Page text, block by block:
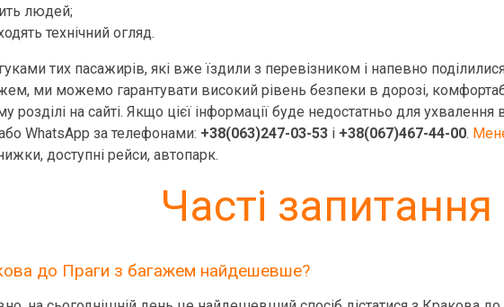
людей;
технічний огляд.
тих пасажирів, які вже їздили з перевізником і напевно
ми можемо гарантувати високий рівень безпеки в дорозі,
розділі на сайті. Якщо цієї інформації буде недостатньо для
WhatsApp за телефонами: +38(063)247-03-53 і +38(067)467-44-00.
доступні рейси, автопарк.
Часті запитання
до Праги з багажем найдешевше?